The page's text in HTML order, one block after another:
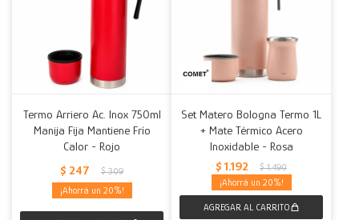
Termo Arriero Ac. Inox 750ml
Manija Fija Mantiene Frío
Calor - Rojo
$ 247 $ 309
20
Set Matero Bologna Termo 1L
+ Mate Térmico Acero
Inoxidable - Rosa
$ 1.192 $ 1.490
20